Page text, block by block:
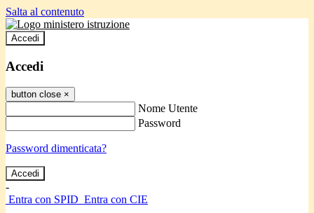
Salta al contenuto
Accedi
Accedi
button close ×
Nome Utente
Password
Password dimenticata?
-
Entra con SPID Entra con CIE